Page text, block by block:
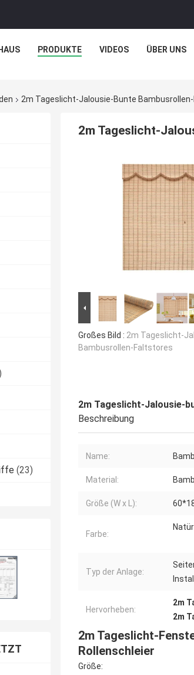
HAUS PRODUKTE VIDEOS ÜBER UNS
2m Tageslicht-Jalousie-Bunte
(23)
2m Tageslicht-
Großes Bild : 2m Tageslicht-
Bambusrollen-Faltstores
2m Tageslicht-Jalousie-
Beschreibung
Name:
Material:
Größe (W x L):
Farbe:
Typ der Anlage:
Hervorheben:
2m
2m
2m Tageslicht-
Rollenschleier
Größe: